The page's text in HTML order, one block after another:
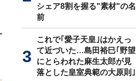
シェア8割を握る"素材"の名
前
これで｢愛子天皇｣はかえっ
て近づいた…島田裕巳｢野望
にとらわれた麻生太郎が見
落とした皇室典範の大原則｣